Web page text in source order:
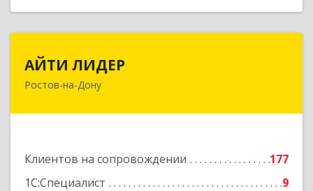
АЙТИ ЛИДЕР
Ростов-на-Дону
Клиентов на сопровождении
177
1С:Специалист
9
344065, Ростовская обл, Ростов-на-Дону г,